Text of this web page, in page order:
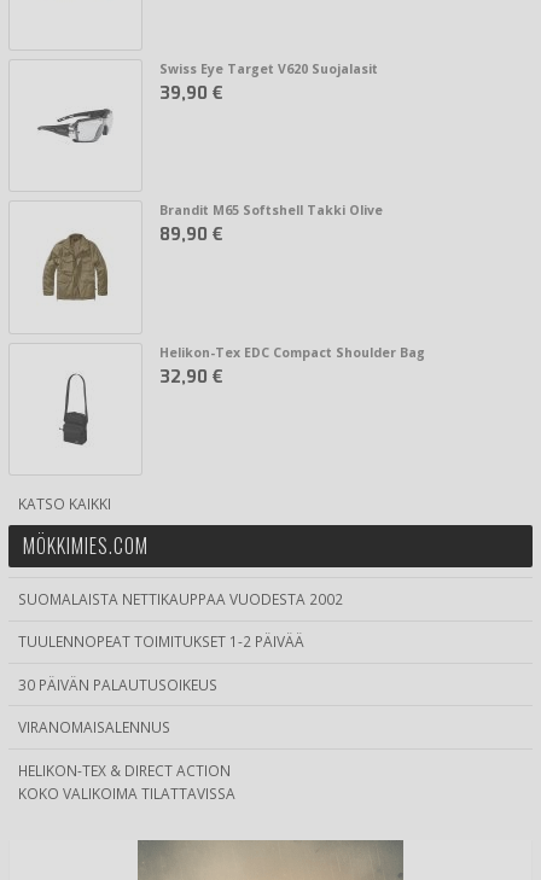
Swiss Eye Target V620 Suojalasit
39,90 €
Brandit M65 Softshell Takki Olive
89,90 €
Helikon-Tex EDC Compact Shoulder Bag
32,90 €
KATSO KAIKKI
MÖKKIMIES.COM
SUOMALAISTA NETTIKAUPPAA VUODESTA 2002
TUULENNOPEAT TOIMITUKSET 1-2 PÄIVÄÄ
30 PÄIVÄN PALAUTUSOIKEUS
VIRANOMAISALENNUS
HELIKON-TEX & DIRECT ACTION
KOKO VALIKOIMA TILATTAVISSA